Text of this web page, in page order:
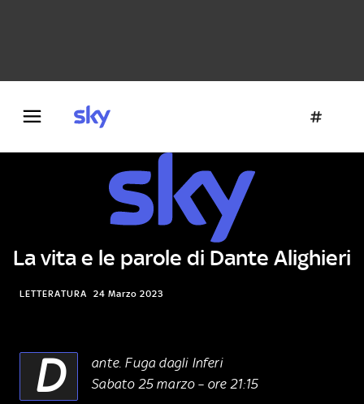
La vita e le parole di Dante Alighieri
LETTERATURA 24 Marzo 2023
D
ante. Fuga dagli Inferi
Sabato 25 marzo – ore 21:15